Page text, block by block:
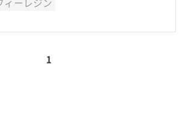
ィーレジン
1